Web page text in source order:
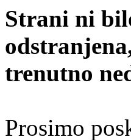
Strani ni
trenutno
Prosimo